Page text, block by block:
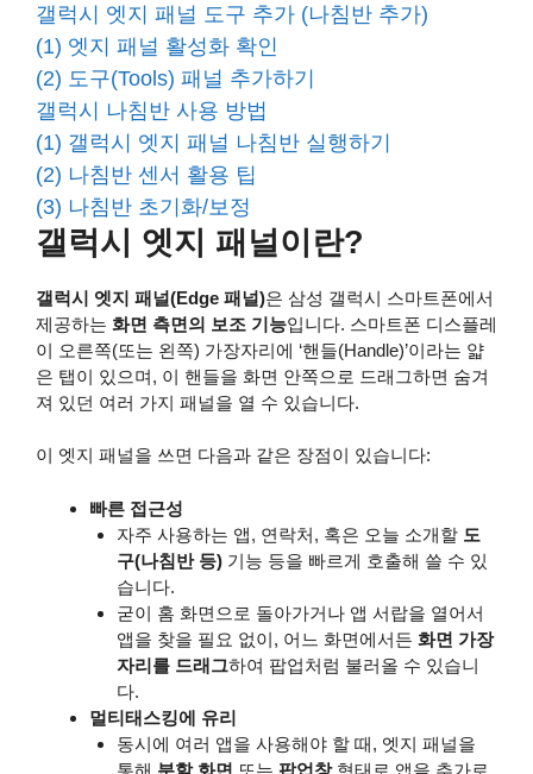
갤럭시 엣지 패널 도구 추가 (나침반 추가)
(1) 엣지 패널 활성화 확인
(2) 도구(Tools) 패널 추가하기
갤럭시 나침반 사용 방법
(1) 갤럭시 엣지 패널 나침반 실행하기
(2) 나침반 센서 활용 팁
(3) 나침반 초기화/보정
갤럭시 엣지 패널이란?
갤럭시 엣지 패널(Edge 패널)은 삼성 갤럭시 스마트폰에서
제공하는 화면 측면의 보조 기능입니다. 스마트폰 디스플레
이 오른쪽(또는 왼쪽) 가장자리에 ‘핸들(Handle)’이라는 얇
은 탭이 있으며, 이 핸들을 화면 안쪽으로 드래그하면 숨겨
져 있던 여러 가지 패널을 열 수 있습니다.
이 엣지 패널을 쓰면 다음과 같은 장점이 있습니다:
빠른 접근성
자주 사용하는 앱, 연락처, 혹은 오늘 소개할 도
구(나침반 등)기능 등을 빠르게 호출해 쓸 수 있
습니다.
굳이 홈 화면으로 돌아가거나 앱 서랍을 열어서
앱을 찾을 필요 없이, 어느 화면에서든 화면 가장
자리를 드래그하여 팝업처럼 불러올 수 있습니
다.
멀티태스킹에 유리
동시에 여러 앱을 사용해야 할 때, 엣지 패널을
통해 분할 화면 또는 팝업창형태로 앱을 추가로